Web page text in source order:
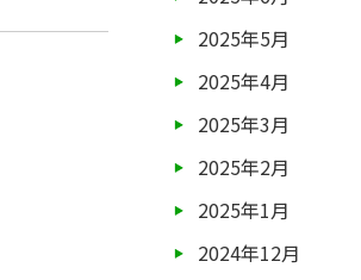
2025年5月
2025年4月
2025年3月
2025年2月
2025年1月
2024年12月